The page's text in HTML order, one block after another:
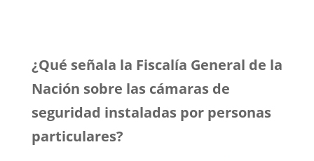
¿Qué señala la Fiscalía General de la
Nación sobre las cámaras de
seguridad instaladas por personas
particulares?